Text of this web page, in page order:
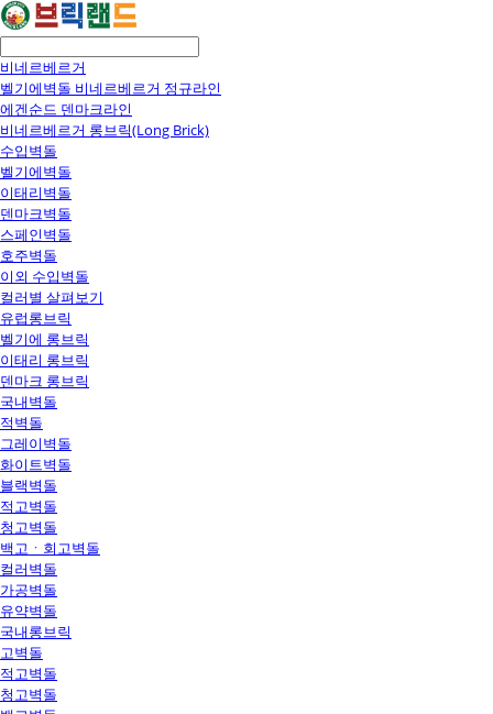
비네르베르거
벨기에벽돌 비네르베르거 정규라인
에겐순드 덴마크라인
비네르베르거 롱브릭(Long Brick)
수입벽돌
벨기에벽돌
이태리벽돌
덴마크벽돌
스페인벽돌
호주벽돌
이외 수입벽돌
컬러별 살펴보기
유럽롱브릭
벨기에 롱브릭
이태리 롱브릭
덴마크 롱브릭
국내벽돌
적벽돌
그레이벽돌
화이트벽돌
블랙벽돌
적고벽돌
청고벽돌
백고ㆍ회고벽돌
컬러벽돌
가공벽돌
유약벽돌
국내롱브릭
고벽돌
적고벽돌
청고벽돌